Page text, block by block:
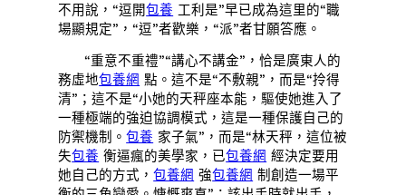
不用說，“逗開包養 工利是”早已成為這里的“職
場顯規定”，“逗”者歡樂，“派”者甘願答應。
“重意不重禮”“講心不講金”，恰是廣東人的
務虛地包養網 點。這不是“不敷親”，而是“拎得
清”；這不是“小她的天秤座本能，驅使她進入了
一種極端的強迫協調模式，這是一種保護自己的
防禦機制。包養 家子氣”，而是“林天秤，這位被
失包養 衡逼瘋的美學家，已包養網 經決定要用
她自己的方式，包養網 強包養網 制創造一場平